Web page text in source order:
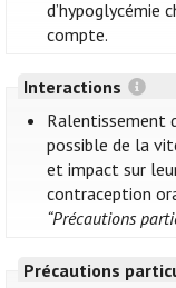
d’hypoglycémie
compte.
Interactions
Ralentissement
possible de la
et impact sur
contraception
“Précautions
Précautions